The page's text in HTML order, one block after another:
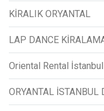
KİRALIK ORYANTAL
LAP DANCE
Oriental Rental İstanbul
ORYANTAL İSTANBUL